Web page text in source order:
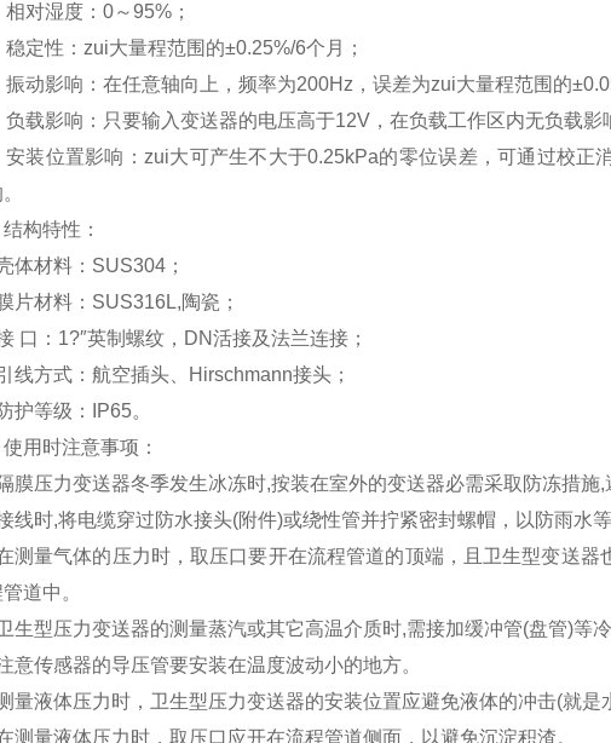
相对湿度：0～95%；
稳定性：zui大量程范围的±0.25%/6个月；
振动影响：在任意轴向上，频率为200Hz，误差为zui大量程范围的
负载影响：只要输入变送器的电压高于12V，在负载工作区内无负载影
安装位置影响：zui大可产生不大于0.25kPa的零位误差，可通过校
构特性：
体材料：SUS304；
片材料：SUS316L,陶瓷；
口：1?″英制螺纹，DN活接及法兰连接；
线方式：航空插头、Hirschmann接头；
护等级：IP65。
用时注意事项：
膜压力变送器冬季发生冰冻时,按装在室外的变送器必需采取防冻措施
线时,将电缆穿过防水接头(附件)或绕性管并拧紧密封螺帽，以防雨水
测量气体的压力时，取压口要开在流程管道的顶端，且卫生型变送
道中。
生型压力变送器的测量蒸汽或其它高温介质时,需接加缓冲管(盘管)等
意传感器的导压管要安装在温度波动小的地方。
量液体压力时，卫生型压力变送器的安装位置应避免液体的冲击(就是
测量液体压力时，取压口应开在流程管道侧面，以避免沉淀积渣。